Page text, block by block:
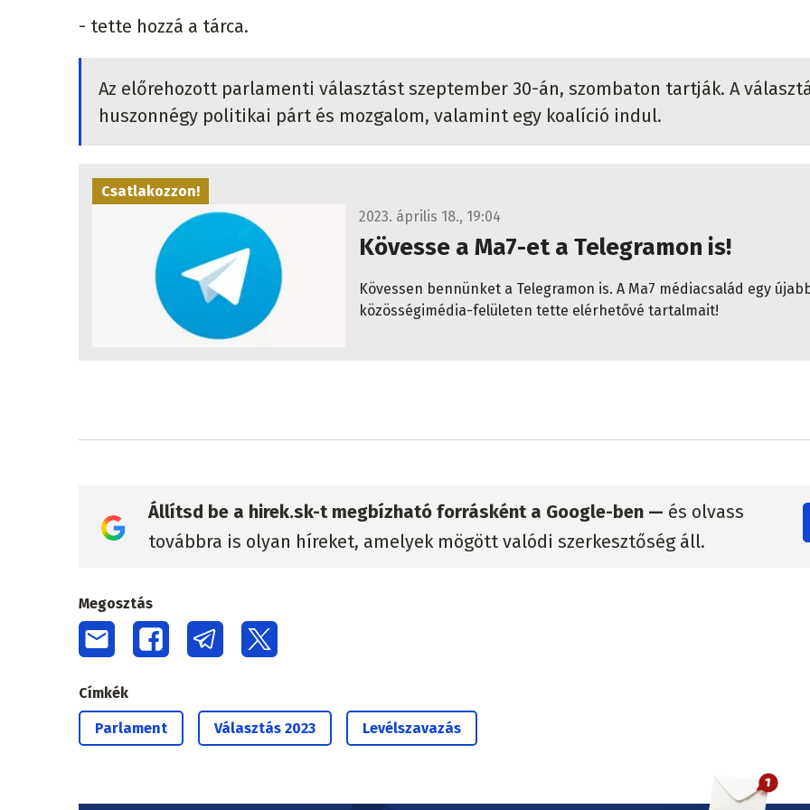
- tette hozzá a tárca.
Az előrehozott parlamenti választást szeptember 30-án, szombaton tartják. A
huszonnégy politikai párt és mozgalom, valamint egy koalíció indul.
Csatlakozzon!
2023. április 18., 19:04
Kövesse a Ma7-et a Telegramon is!
Kövessen bennünket a Telegramon is. A Ma7 médiacsalád egy
közösségimédia-felületen tette elérhetővé tartalmait!
Állítsd be a hirek.sk-t megbízható forrásként a Google-ben — és olvass
továbbra is olyan híreket, amelyek mögött valódi szerkesztőség áll.
Megosztás
Címkék
Parlament Választás 2023 Levélszavazás